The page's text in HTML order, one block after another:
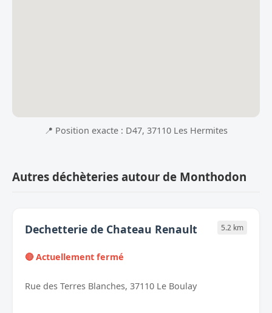
📍 Position exacte : D47, 37110 Les Hermites
Autres déchèteries autour de Monthodon
Dechetterie de Chateau Renault 5.2 km
🔴 Actuellement fermé
Rue des Terres Blanches, 37110 Le Boulay